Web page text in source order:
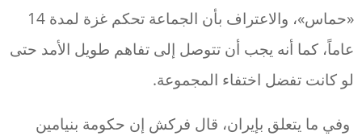
«حماس»، والاعتراف بأن الجماعة تحكم غزة لمدة 14
عاماً، كما أنه يجب أن تتوصل إلى تفاهم طويل الأمد حتى
لو كانت تفضل اختفاء المجموعة.
وفي ما يتعلق بإيران، قال فركش إن حكومة بنيامين